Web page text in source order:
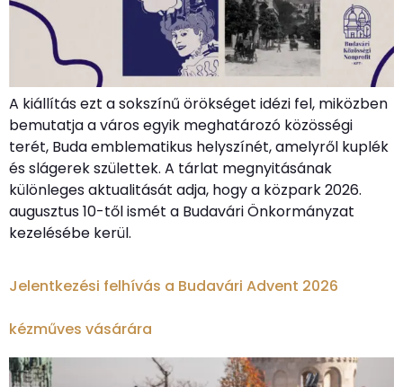
A kiállítás ezt a sokszínű örökséget idézi fel, miközben
bemutatja a város egyik meghatározó közösségi
terét, Buda emblematikus helyszínét, amelyről kuplék
és slágerek születtek. A tárlat megnyitásának
különleges aktualitását adja, hogy a közpark 2026.
augusztus 10-től ismét a Budavári Önkormányzat
kezelésébe kerül.
Jelentkezési felhívás a Budavári Advent 2026
kézműves vásárára